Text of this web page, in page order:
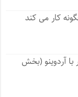
کار می کند
با آردوینو (بخش